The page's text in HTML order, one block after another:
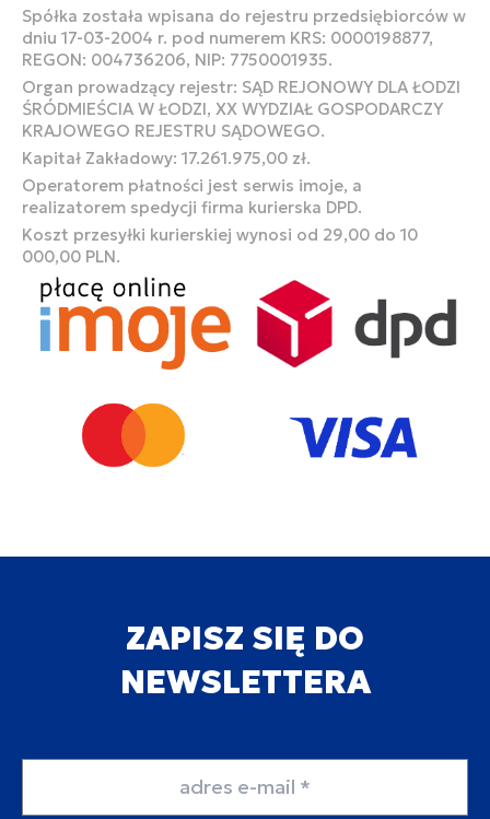
Spółka została wpisana do rejestru przedsiębiorców w
dniu 17-03-2004 r. pod numerem KRS: 0000198877,
REGON: 004736206, NIP: 7750001935.
Organ prowadzący rejestr: SĄD REJONOWY DLA ŁODZI
ŚRÓDMIEŚCIA W ŁODZI, XX WYDZIAŁ GOSPODARCZY
KRAJOWEGO REJESTRU SĄDOWEGO.
Kapitał Zakładowy: 17.261.975,00 zł.
Operatorem płatności jest serwis imoje, a
realizatorem spedycji firma kurierska DPD.
Koszt przesyłki kurierskiej wynosi od 29,00 do 10
000,00 PLN.
ZAPISZ SIĘ DO
NEWSLETTERA